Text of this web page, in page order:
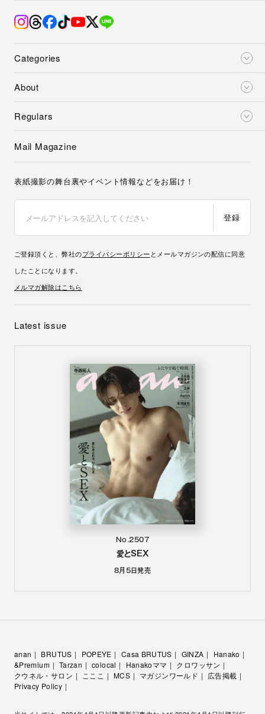
Categories
About
Regulars
Mail Magazine
表紙撮影の舞台裏やイベント情報などをお届け！
登録
ご登録頂くと、弊社のプライバシーポリシー とメールマガジンの配信に同意
したことになります。
メルマガ解除はこちら
Latest issue
No.2507
愛とSEX
8月5日発売
anan BRUTUS POPEYE Casa BRUTUS GINZA
Hanako
&Premium
Tarzan colocal Hanakoママ
クロワッサン
クウネル・サロン
こここ MCS マガジンワールド
広告掲載
Privacy Policy